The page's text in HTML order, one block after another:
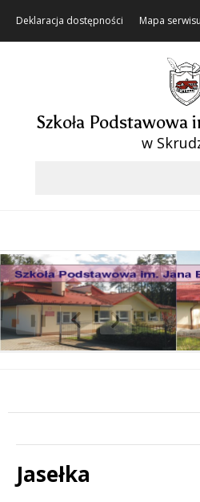
Deklaracja dostępności Mapa serwisu
Szkoła Podstawowa
w
Poprzedni Element
Następny
❚❚
Jasełka